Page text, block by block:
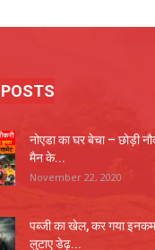
नोएडा का घर बेचा – छोड़ी
मैन के...
November 22, 2020
पब्जी का खेल, कर गया
लुटाए डेढ़...